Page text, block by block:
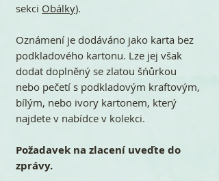
sekci Obálky).
Oznámení je dodáváno jako karta bez
podkladového kartonu. Lze jej však
dodat doplněný se zlatou šńůrkou
nebo pečetí s podkladovým kraftovým,
bílým, nebo ivory kartonem, který
najdete v nabídce v kolekci.
Požadavek na zlacení uveďte do
zprávy.